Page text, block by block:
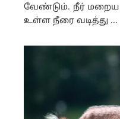
வேண்டும். நீர் மறைய
உள்ள நீரை வடித்து ...